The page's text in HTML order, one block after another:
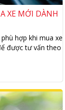
XE MỚI DÀNH
hợp khi mua xe
được tư vấn theo